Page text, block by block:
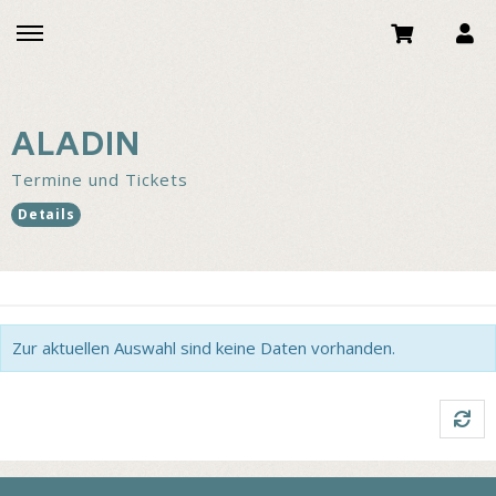
ALADIN
Termine und Tickets
Details
Zur aktuellen Auswahl sind keine Daten vorhanden.